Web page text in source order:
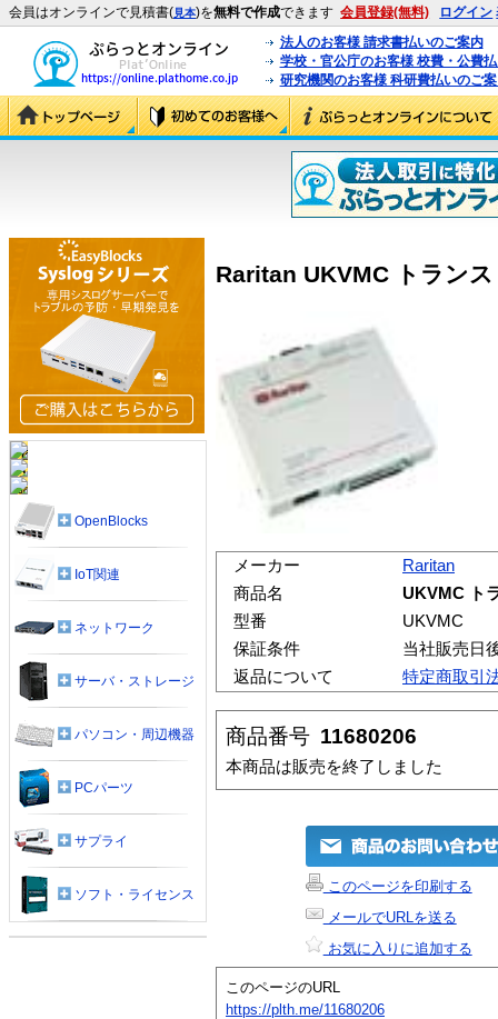
会員はオンラインで見積書(見本)を無料で作成できます 会員登録(無料) ログイン
法人のお客様 請求書払いのご案内
学校・官公庁のお客様 校費・公費
研究機関のお客様 科研費払いのご
Raritan UKVMC トラン
メーカー
Raritan
商品名
UKVMC ト
型番
UKVMC
保証条件
当社販売日
返品について
特定商取引
商品番号 11680206
本商品は販売を終了しました
このページを印刷する
メールでURLを送る
お気に入りに追加する
このページのURL
https://plth.me/11680206
OpenBlocks
IoT関連
ネットワーク
サーバ・ストレージ
パソコン・周辺機器
PCパーツ
サプライ
ソフト・ライセンス